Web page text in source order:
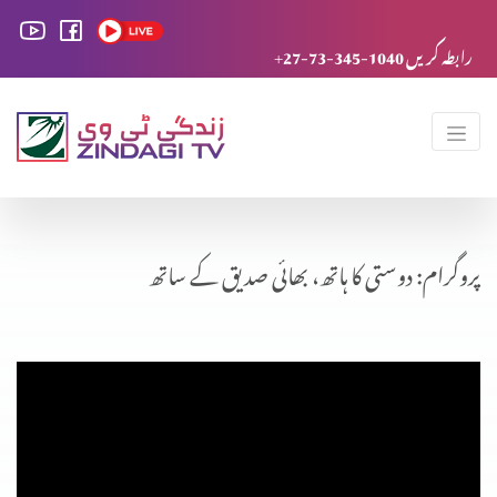
+27-73-345-1040 رابطہ کریں
پروگرام: دوستی کا ہاتھ، بھائی صدیق کے ساتھ